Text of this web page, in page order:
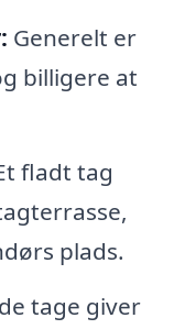
Generelt er
billigere at
fladt tag
plads.
tage giver